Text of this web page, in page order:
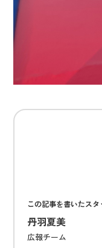
この記事を書いたスタ
丹羽夏美
広報チーム